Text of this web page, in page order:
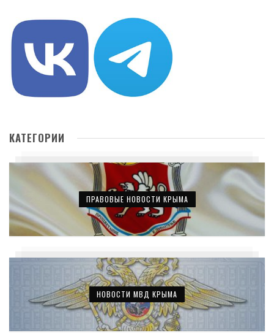
КАТЕГОРИИ
ПРАВОВЫЕ НОВОСТИ КРЫМА
НОВОСТИ МВД КРЫМА